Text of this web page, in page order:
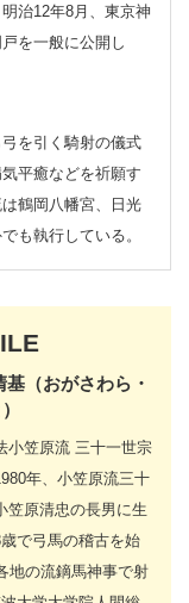
治12年8月、東京神
を一般に公開し
を引く騎射の儀式
平癒などを祈願す
鶴岡八幡宮、日光
も執行している。
基（おがさわら・
小笠原流 三十一世宗
年、小笠原流三十
笠原清忠の長男に生
で弓馬の稽古を始
地の流鏑馬神事で射